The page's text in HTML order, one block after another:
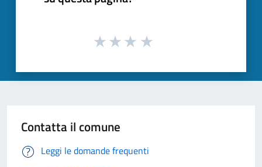
Contatta il comune
Leggi le domande frequenti